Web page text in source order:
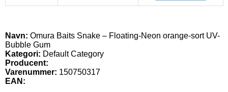
Navn: Omura Baits Snake – Floating-Neon orange-sort UV-
Bubble Gum
Kategori: Default Category
Producent:
Varenummer: 150750317
EAN: